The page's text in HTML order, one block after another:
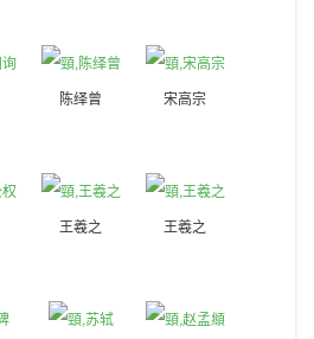
陈绎曾 宋高宗
王羲之 王羲之